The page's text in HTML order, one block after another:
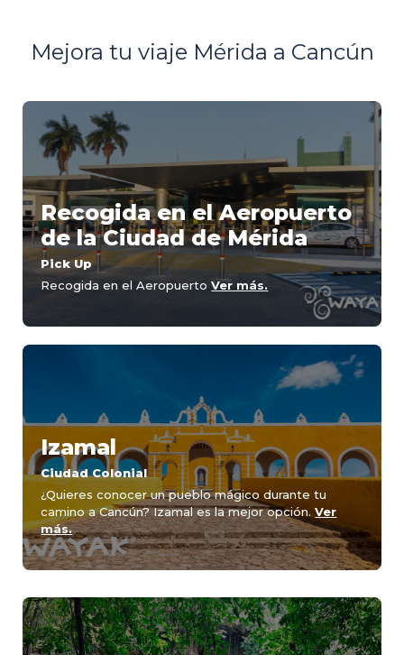
Mejora tu viaje Mérida a Cancún
Recogida en el Aeropuerto
de la Ciudad de Mérida
Pick Up
Recogida en el AeropuertoVer más.
Izamal
Ciudad Colonial
¿Quieres conocer un pueblo mágico durante tu
camino a Cancún? Izamal es la mejor opción.Ver
más.